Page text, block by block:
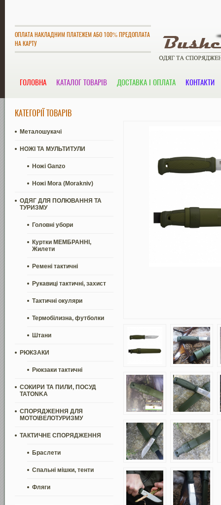
ОПЛАТА НАКЛАДНИМ ПЛАТЕЖЕМ АБО 100% ПРЕДОПЛАТА
НА КАРТУ
ГОЛОВНА КАТАЛОГ ТОВАРІВ ДОСТАВКА І ОПЛАТА КОНТАКТИ
КАТЕГОРІЇ ТОВАРІВ
Металошукачі
НОЖІ ТА МУЛЬТИТУЛИ
Ножі Ganzo
Ножі Mora (Morakniv)
ОДЯГ ДЛЯ ПОЛЮВАННЯ ТА
ТУРИЗМУ
Головні убори
Куртки МЕМБРАННІ,
Жилети
Ремені тактичні
Рукавиці тактичні, захист
Тактичні окуляри
Термобілизна, футболки
Штани
РЮКЗАКИ
Рюкзаки тактичні
СОКИРИ ТА ПИЛИ, ПОСУД
TATONKA
СПОРЯДЖЕННЯ ДЛЯ
МОТО\ВЕЛОТУРИЗМУ
ТАКТИЧНЕ СПОРЯДЖЕННЯ
Браслети
Спальні мішки, тенти
Фляги